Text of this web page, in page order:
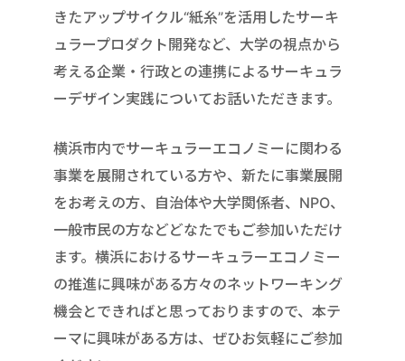
きたアップサイクル“紙糸”を活用したサーキ
ュラープロダクト開発など、大学の視点から
考える企業・行政との連携によるサーキュラ
ーデザイン実践についてお話いただきます。
横浜市内でサーキュラーエコノミーに関わる
事業を展開されている方や、新たに事業展開
をお考えの方、自治体や大学関係者、NPO、
一般市民の方などどなたでもご参加いただけ
ます。横浜におけるサーキュラーエコノミー
の推進に興味がある方々のネットワーキング
機会とできればと思っておりますので、本テ
ーマに興味がある方は、ぜひお気軽にご参加